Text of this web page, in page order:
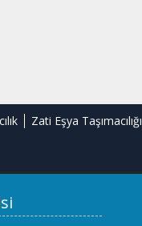
Zati Eşya Taşımacılığı